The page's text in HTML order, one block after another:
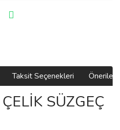
Taksit Seçenekleri
SÜZGEÇ